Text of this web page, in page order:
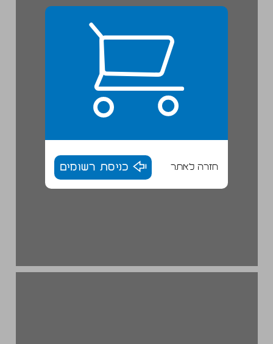
חזרה לאתר כניסת רשומים